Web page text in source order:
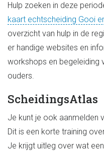
Hulp zoeken in deze
kaart echtscheiding Gooi
overzicht van hulp in de
er handige websites en
workshops en begeleiding
ouders.
ScheidingsAtlas
Je kunt je ook aanmelden
Dit is een korte training
Je krijgt uitleg over wat